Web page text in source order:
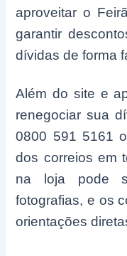
aproveitar o
garantir
dívidas de forma
Além do site e
renegociar sua
0800 591 5161
dos correios em
na loja pode
fotografias, e os
orientações